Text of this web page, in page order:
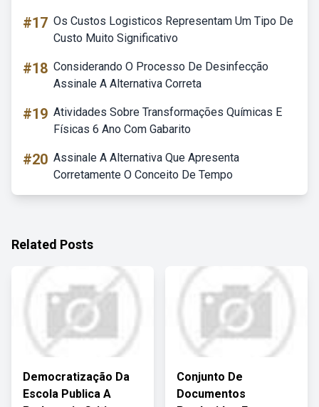
#17 Os Custos Logisticos Representam Um Tipo De
Custo Muito Significativo
#18 Considerando O Processo De Desinfecção
Assinale A Alternativa Correta
#19 Atividades Sobre Transformações Químicas E
Físicas 6 Ano Com Gabarito
#20 Assinale A Alternativa Que Apresenta
Corretamente O Conceito De Tempo
Related Posts
Democratização Da
Escola Publica A
Conjunto De
Documentos